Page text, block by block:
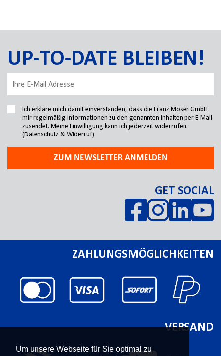
Um unsere Webseite für Sie optimal zu
UP-TO-DATE BLEIBEN!
Ich erkläre mich damit einverstanden, dass die Franz Moser GmbH
mir regelmäßig Informationen zu den genannten Inhalten per E-Mail
zusendet. Meine Einwilligung kann ich jederzeit widerrufen.
(Datenschutz & Widerruf)
ZUM NEWSLETTER ANMELDEN
GET SOCIAL
ZAHLUNGSMÖGLICHKEITEN
VERSAND